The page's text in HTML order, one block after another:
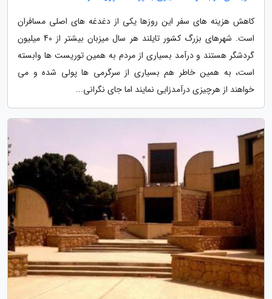
کاهش هزینه های سفر این روزها یکی از دغدغه های اصلی مسافران
است. شهرهای بزرگ کشور تایلند هر سال میزبان بیشتر از 40 میلیون
گردشگر هستند و درآمد بسیاری از مردم به همین توریست ها وابسته
است، به همین خاطر هم بسیاری از سرگرمی ها پولی شده و می
خواهند از هرچیزی درآمدزایی نمایند اما جای نگرانی...